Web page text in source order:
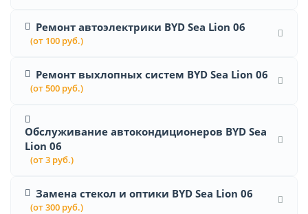
Ремонт автоэлектрики BYD Sea Lion 06
(от 100 руб.)
Ремонт выхлопных систем BYD Sea Lion 06
(от 500 руб.)
Обслуживание автокондиционеров BYD Sea
Lion 06
(от 3 руб.)
Замена стекол и оптики BYD Sea Lion 06
(от 300 руб.)